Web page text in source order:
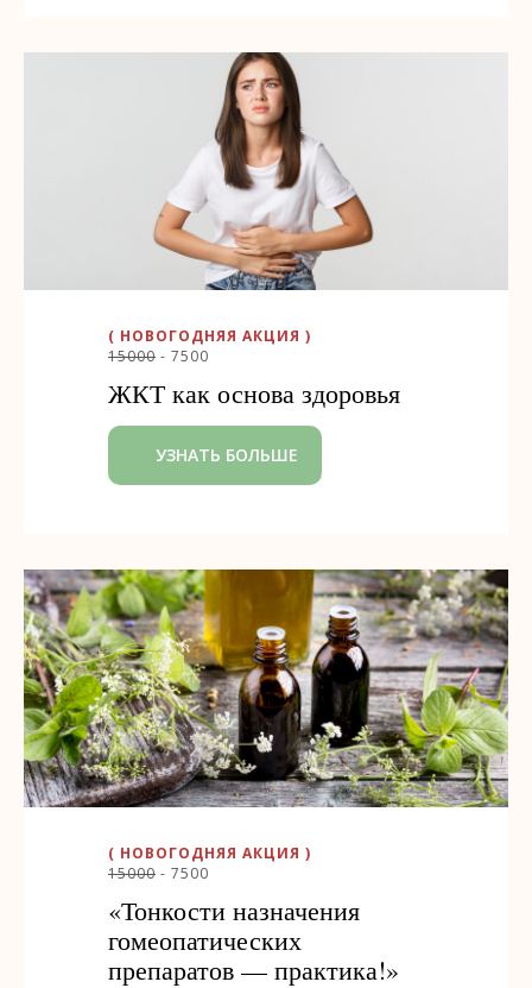
( НОВОГОДНЯЯ АКЦИЯ )
15000 - 7500
ЖКТ как основа здоровья
УЗНАТЬ БОЛЬШЕ
( НОВОГОДНЯЯ АКЦИЯ )
15000 - 7500
«Тонкости назначения
гомеопатических
препаратов — практика!»